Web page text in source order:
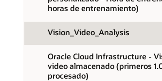
horas de entrenamiento)
Vision_Video_Analysis
Oracle Cloud Infrastructure -
video almacenado (primeros
procesado)